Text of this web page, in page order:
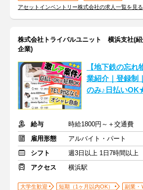
アセットインベントリー株式会社の求人一覧を見る
株式会社トライバルユニット 横浜支社(
企業)
【地下鉄の忘れ
業紹介｜登録制
のみ♪日払い
給与
時給1800円～＋交通費
雇用形態
アルバイト・パート
シフト
週3日以上 1日7時間以上
アクセス
横浜駅
大学生歓迎 短期（1ヶ月以内OK）
副業・